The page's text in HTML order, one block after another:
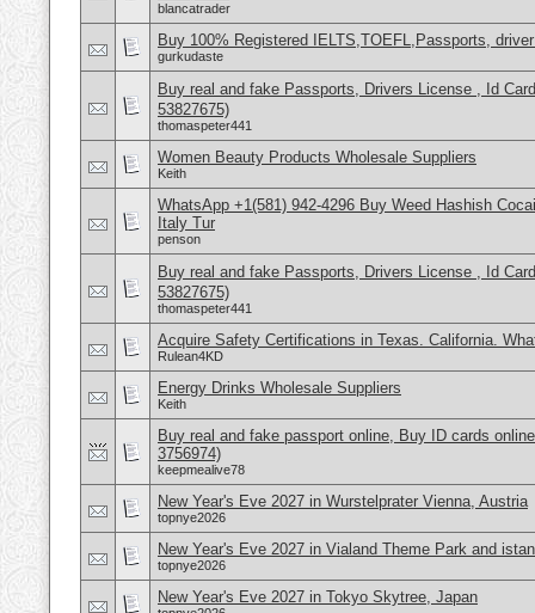
blancatrader
Buy 100% Registered IELTS,TOEFL,Passports,
gurkudaste
Buy real and fake Passports, Drivers License , Id
53827675)
thomaspeter441
Women Beauty Products Wholesale Suppliers
Keith
WhatsApp +1(581) 942-4296 Buy Weed Hashish
Italy Tur
penson
Buy real and fake Passports, Drivers License , Id
53827675)
thomaspeter441
Acquire Safety Certifications in Texas. California.
Rulean4KD
Energy Drinks Wholesale Suppliers
Keith
Buy real and fake passport online, Buy ID cards
3756974)
keepmealive78
New Year's Eve 2027 in Wurstelprater Vienna, Austria
topnye2026
New Year's Eve 2027 in Vialand Theme Park and
topnye2026
New Year's Eve 2027 in Tokyo Skytree, Japan